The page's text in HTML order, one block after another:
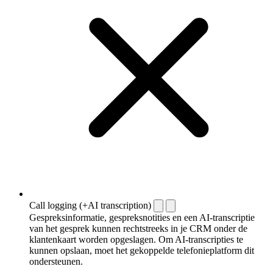
Call logging (+AI transcription)
Gespreksinformatie, gespreksnotities en een AI-transcriptie
van het gesprek kunnen rechtstreeks in je CRM onder de
klantenkaart worden opgeslagen. Om AI-transcripties te
kunnen opslaan, moet het gekoppelde telefonieplatform dit
ondersteunen.